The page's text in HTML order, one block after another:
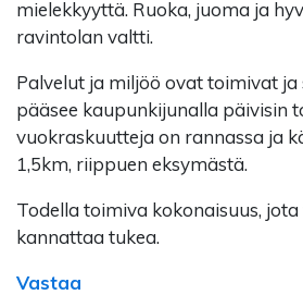
mielekkyyttä. Ruoka, juoma ja
ravintolan valtti.
Palvelut ja miljöö ovat toimivat ja
pääsee kaupunkijunalla päivisin
vuokraskuutteja on rannassa ja
1,5km, riippuen eksymästä.
Todella toimiva kokonaisuus, jota
kannattaa tukea.
Vastaa